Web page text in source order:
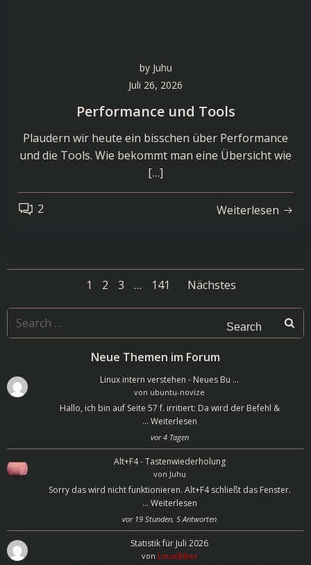
by Juhu
Juli 26, 2026
Performance und Tools
Plaudern wir heute ein bisschen über Performance
und die Tools. Wie bekommt man eine Übersicht wie
[…]
2 Weiterlesen
Posts
Page
1 Page
2 Page
3 … Page
141
Posts
Nächstes
Search
for:
Neue Themen im Forum
Linux intern verstehen - Neues Bu …
von ubuntu-novize
Hallo, ich bin auf Seite 57 f. irritiert: Da wird der Befehl &
… Weiterlesen
vor 4 Tagen
Alt+F4 - Tastenwiederholung
von Juhu
Sorry das wird nicht funktionieren. Alt+F4 schließt das Fenster.
… Weiterlesen
vor 19 Stunden, 5 Antworten
Statistik für Juli 2026
von LinuxBiber